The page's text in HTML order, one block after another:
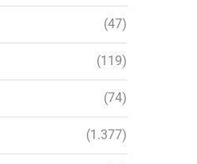
(47)
(119)
(74)
(1.377)